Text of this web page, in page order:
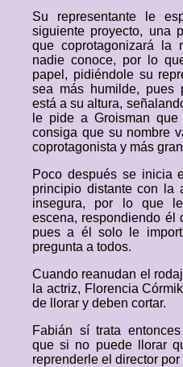
Su representante le
siguiente proyecto, una
que coprotagonizará
nadie conoce, por lo
papel, pidiéndole su
sea más humilde, pues
está a su altura,
le pide a Groisman
consiga que su nombre
coprotagonista y más
Poco después se inicia
principio distante con la
insegura, por lo que
escena, respondiendo él
pues a él solo le
pregunta a todos.
Cuando reanudan el
la actriz, Florencia
de llorar y deben cortar.
Fabián sí trata
que si no puede llorar
reprenderle el director